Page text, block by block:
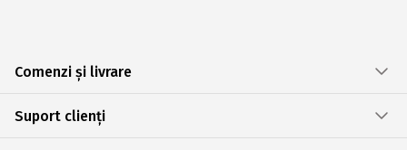
Comenzi și livrare
Suport clienți